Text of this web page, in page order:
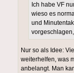
Ich habe VF
wieso es
und
Nur so als Idee:
weiterhelfen, was
anbelangt. Man